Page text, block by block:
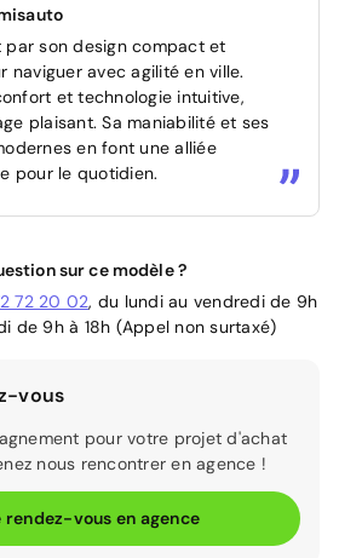
par son design compact et
naviguer avec agilité en ville.
et technologie intuitive,
plaisant. Sa maniabilité et ses
en font une alliée
pour le quotidien.
sur ce modèle ?
72 20 02, du lundi au vendredi de 9h
de 9h à 18h (Appel non surtaxé)
vous
pour votre projet d'achat
nous rencontrer en agence !
rendez-vous en agence